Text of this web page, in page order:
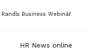
Randls Business Webinář
HR News online